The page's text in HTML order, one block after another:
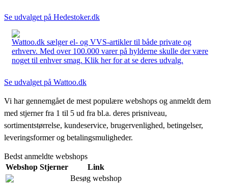
Se udvalget på Hedestoker.dk
Wattoo.dk sælger el- og VVS-artikler til både private og
erhverv. Med over 100.000 varer på hylderne skulle der være
noget til enhver smag. Klik her for at se deres udvalg.
Se udvalget på Wattoo.dk
Vi har gennemgået de mest populære webshops og anmeldt dem
med stjerner fra 1 til 5 ud fra bl.a. deres prisniveau,
sortimentstørrelse, kundeservice, brugervenlighed, betingelser,
leveringsformer og betalingsmuligheder.
Bedst anmeldte webshops
Webshop Stjerner
Link
Besøg webshop